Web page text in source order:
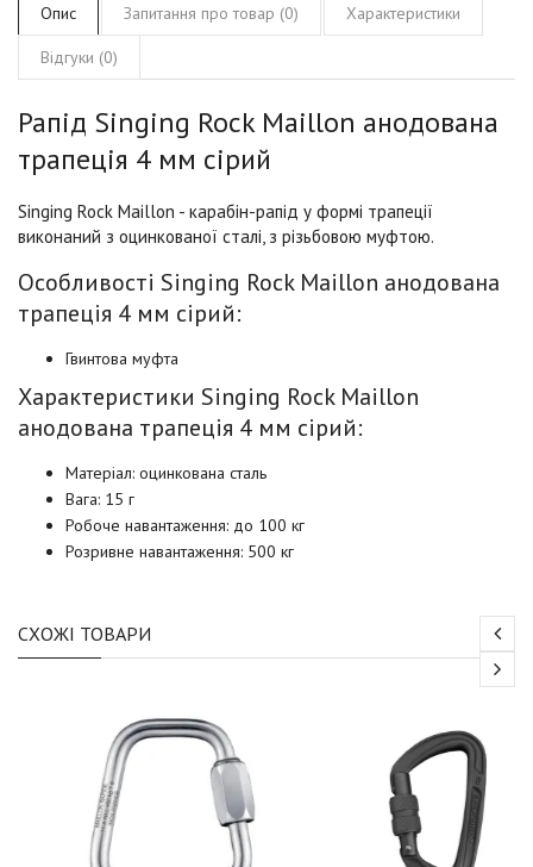
Опис Запитання про товар (0) Характеристики
Відгуки (0)
Рапід Singing Rock Maillon анодована
трапеція 4 мм сірий
Singing Rock Maillon - карабін-рапід у формі трапеції
виконаний з оцинкованої сталі, з різьбовою муфтою.
Особливості Singing Rock Maillon анодована
трапеція 4 мм сірий:
Гвинтова муфта
Характеристики Singing Rock Maillon
анодована трапеція 4 мм сірий:
Матеріал: оцинкована сталь
Вага: 15 г
Робоче навантаження: до 100 кг
Розривне навантаження: 500 кг
СХОЖІ ТОВАРИ